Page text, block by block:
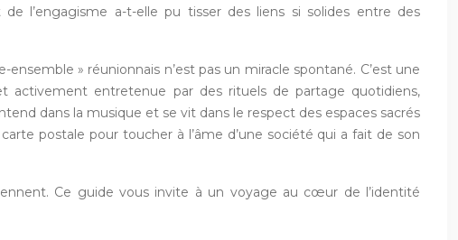
l’engagisme a-t-elle pu tisser des liens si solides entre des
» réunionnais n’est pas un miracle spontané. C’est une
activement entretenue par des rituels de partage quotidiens,
dans la musique et se vit dans le respect des espaces sacrés
postale pour toucher à l’âme d’une société qui a fait de son
Ce guide vous invite à un voyage au cœur de l’identité